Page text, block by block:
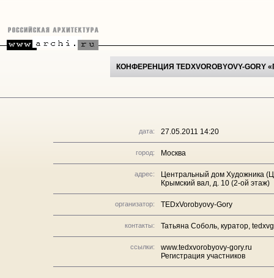
КОНФЕРЕНЦИЯ TEDXVOROBYOVY-GORY
дата: 27.05.2011 14:20
город: Москва
адрес:
Центральный дом Художника
Крымский вал, д. 10 (2-ой этаж)
организатор: TEDxVorobyovy-Gory
контакты: Татьяна Соболь, куратор,
ссылки:
www.tedxvorobyovy-gory.ru
Регистрация участников